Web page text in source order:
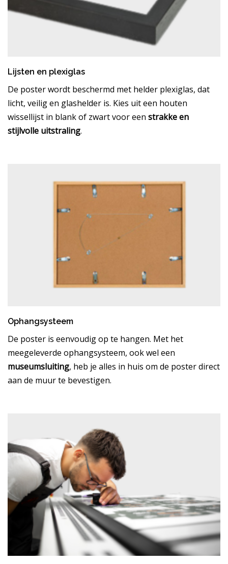
Lijsten en plexiglas
De poster wordt beschermd met helder plexiglas, dat
licht, veilig en glashelder is. Kies uit een houten
wissellijst in blank of zwart voor een strakke en
stijlvolle uitstraling.
Ophangsysteem
De poster is eenvoudig op te hangen. Met het
meegeleverde ophangsysteem, ook wel een
museumsluiting, heb je alles in huis om de poster direct
aan de muur te bevestigen.